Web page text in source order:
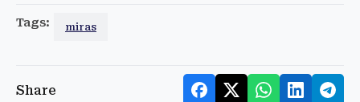
Tags: miras
Share